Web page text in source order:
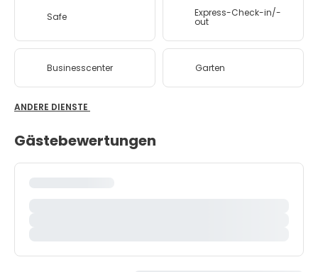
Safe Express-Check-in/-
out
Businesscenter Garten
ANDERE DIENSTE
Gästebewertungen